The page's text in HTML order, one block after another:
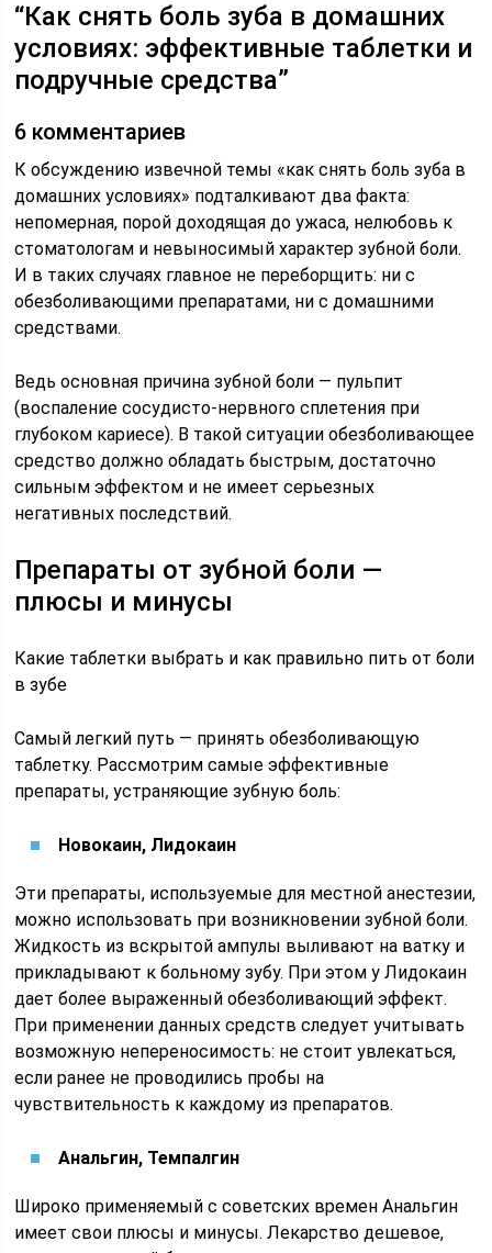
“Как снять боль зуба в домашних
условиях: эффективные таблетки и
подручные средства”
6 комментариев
К обсуждению извечной темы «как снять боль зуба в
домашних условиях» подталкивают два факта:
непомерная, порой доходящая до ужаса, нелюбовь к
стоматологам и невыносимый характер зубной боли.
И в таких случаях главное не переборщить: ни с
обезболивающими препаратами, ни с домашними
средствами.
Ведь основная причина зубной боли — пульпит
(воспаление сосудисто-нервного сплетения при
глубоком кариесе). В такой ситуации обезболивающее
средство должно обладать быстрым, достаточно
сильным эффектом и не имеет серьезных
негативных последствий.
Препараты от зубной боли —
плюсы и минусы
Какие таблетки выбрать и как правильно пить от боли
в зубе
Самый легкий путь — принять обезболивающую
таблетку. Рассмотрим самые эффективные
препараты, устраняющие зубную боль:
Новокаин, Лидокаин
Эти препараты, используемые для местной анестезии,
можно использовать при возникновении зубной боли.
Жидкость из вскрытой ампулы выливают на ватку и
прикладывают к больному зубу. При этом у Лидокаин
дает более выраженный обезболивающий эффект.
При применении данных средств следует учитывать
возможную непереносимость: не стоит увлекаться,
если ранее не проводились пробы на
чувствительность к каждому из препаратов.
Анальгин, Темпалгин
Широко применяемый с советских времен Анальгин
имеет свои плюсы и минусы. Лекарство дешевое,